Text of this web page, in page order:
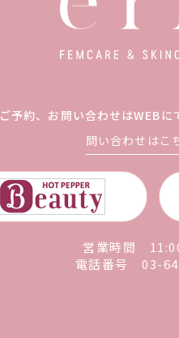
ご予約、お問い合わせはWEBに
問い合わせはこ
営業時間
電話番号03-